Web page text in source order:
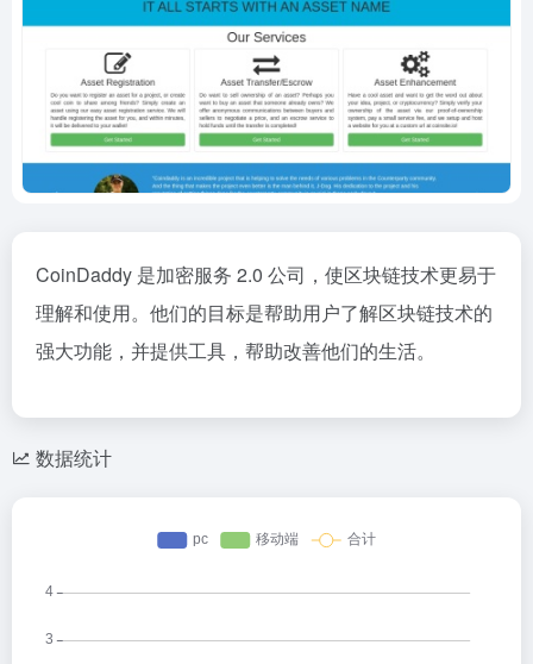
CoinDaddy 是加密服务 2.0 公司，使区块链技术更易于
理解和使用。他们的目标是帮助用户了解区块链技术的
强大功能，并提供工具，帮助改善他们的生活。
数据统计